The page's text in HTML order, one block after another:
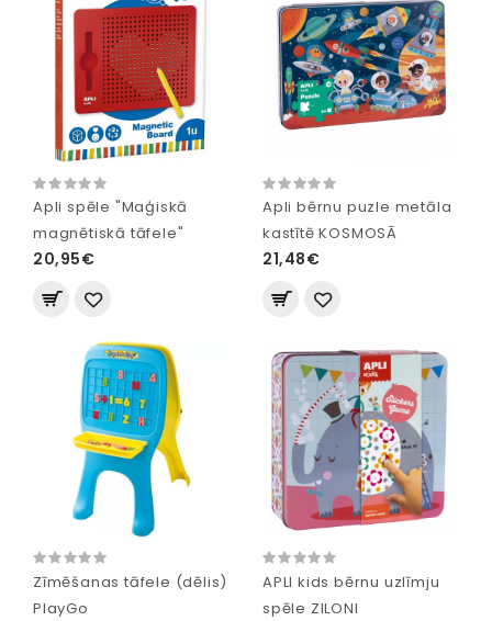
Apli spēle "Maģiskā
magnētiskā tāfele"
20,95€
Apli bērnu puzle metāla
kastītē KOSMOSĀ
21,48€
Zīmēšanas tāfele (dēlis)
PlayGo
APLI kids bērnu uzlīmju
spēle ZILONI